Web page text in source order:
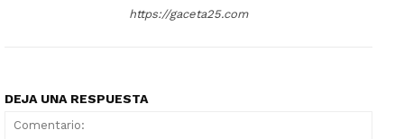
https://gaceta25.com
DEJA UNA RESPUESTA